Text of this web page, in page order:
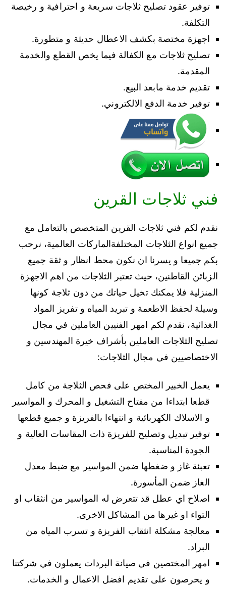
توفير عقود تصليح ثلاجات سريعة و احترافية و رخيصة
التكلفة.
اجهزة مختصة بكشف الاعطال حديثة و متطورة.
تصليح ثلاجات مع الكفالة فيما يخص القطع والخدمة
المقدمة.
تقديم خدمة مابعد البيع.
توفير خدمة الدفع الالكتروني.
فني ثلاجات القرين
نقدم لكم فني ثلاجات القرين المتخصص بالتعامل مع
جميع انواع الثلاجات المختلفةالماركات العالمية، نرحب
بكم جميعا و يسرنا ان نكون محط انظار و ثقة جميع
الزبائن القاطنين، حيث تعتبر الثلاجات من اهم الاجهزة
المنزلية فلا يمكنك تخيل حياتك من دون ثلاجة كونها
وسيلة لحفظ الاطعمة و تبريد المياه و تفريز المواد
الغذائية، نقدم لكم امهر الفنيين العاملين في مجال
تصليح الثلاجات العاملين بأشراف خيرة المهندسين و
الاختصاصيين في مجال الثلاجات:
يعمل الخبير المختص على فحص الثلاجة من كامل
قطعا ابتداءا من مفتاح التشغيل و المحرك و المواسير
و الاسلاك الكهربائية و انتهاءا بالفريزة و جميع قطعها
توفير تبديل وتصليح للفريزة ذات المقاسات العالية و
الجودة المناسبة.
تعبئة غاز و ضغطها ضمن المواسير مع ضبط معدل
الغاز ضمن المأسورة.
اصلاح اي عطل قد تتعرض له المواسير من انثقاب او
التواء او غيرها من المشاكل الاخرى.
معالجة مشكلة انثقاب الفريزة و تسرب المياه من
البراد.
امهر المختصين في صيانة البردات يعملون في شركتنا
و يحرصون على تقديم افضل الاعمال و الخدمات.